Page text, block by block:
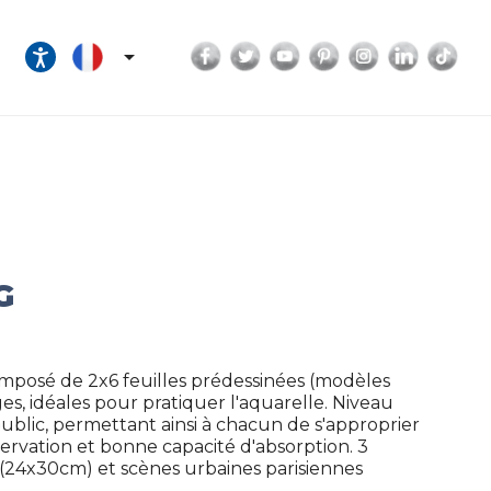
 Facebook
TwitterYouTubePinterestInstagram
de 2x6 feuilles prédessinées (modèles
idéales pour pratiquer l'aquarelle. Niveau
permettant ainsi à chacun de s'approprier
et bonne capacité d'absorption. 3
et scènes urbaines parisiennes